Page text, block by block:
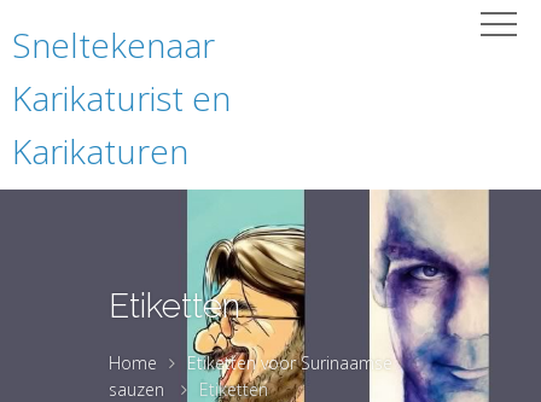
Sneltekenaar
Karikaturist en
Karikaturen
Etiketten
Home
Etiketten voor Surinaamse
sauzen
Etiketten